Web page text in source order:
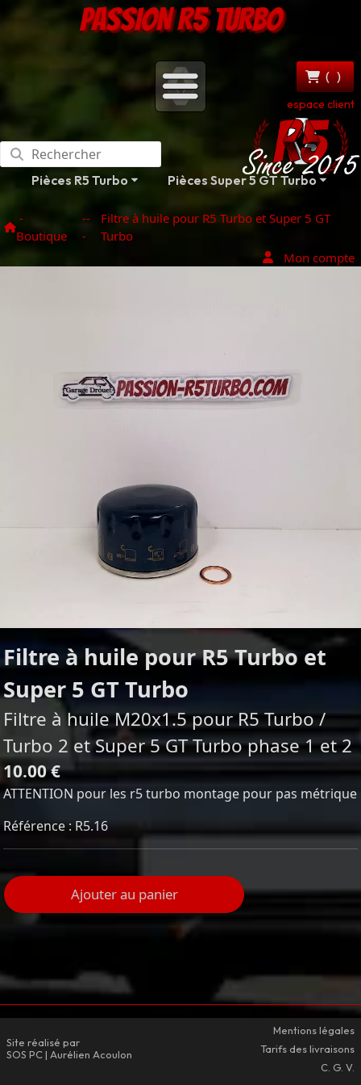
PASSION R5 TURBO
()
espace client
Pièces R5 Turbo Pièces Super 5 GT Turbo
-
Boutique
--
-
Filtre à huile pour R5 Turbo et Super 5 GT
Turbo
Mon compte
Filtre à huile pour R5 Turbo et
Super 5 GT Turbo
Filtre à huile M20x1.5 pour R5 Turbo /
Turbo 2 et Super 5 GT Turbo phase 1 et 2
10.00 €
ATTENTION pour les r5 turbo montage pour pas métrique
Référence : R5.16
Ajouter au panier
Site réalisé par
SOS PC | Aurélien Acoulon
Mentions légales
Tarifs des livraisons
C. G. V.